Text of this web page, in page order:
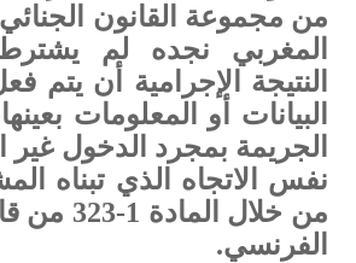
من مجموعة القانون
المغربي نجده لم
النتيجة الإجرامية أن يتم
البيانات أو المعلومات
الجريمة بمجرد الدخول
نفس الاتجاه الذي تبناه
من خلال
الفرنسي.